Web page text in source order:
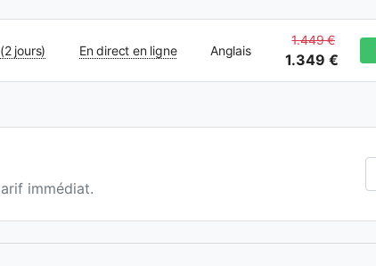
jours) En direct en ligne Anglais
1.449 €
1.349 €
immédiat.